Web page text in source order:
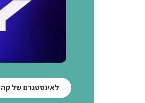
לאינסטגרם של